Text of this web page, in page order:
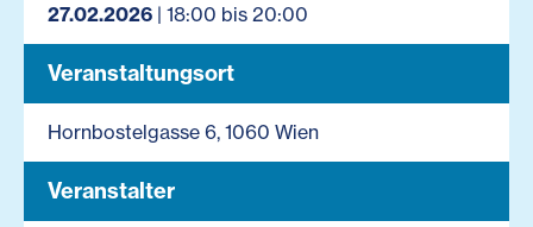
27.02.2026 | 18:00 bis 20:00
Veranstaltungsort
Hornbostelgasse 6, 1060 Wien
Veranstalter